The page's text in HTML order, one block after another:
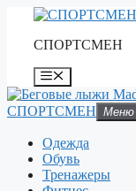
Перейти
содержимому
СПОРТСМЕН
Меню
СПОРТСМЕН Меню
Одежда
Обувь
Тренажеры